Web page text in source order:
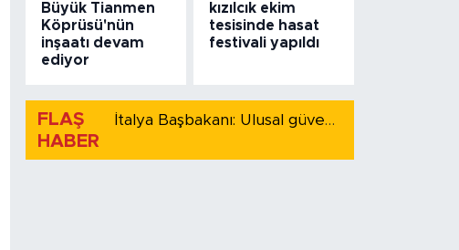
Büyük Tianmen
Köprüsü'nün
inşaatı devam
ediyor
kızılcık ekim
tesisinde hasat
festivali yapıldı
FLAŞ
HABER
İtalya Başbakanı: Ulusal güvenliği korumak için İspanya ile Schengen kapsamındaki serbest dolaşımı askıya alıyoruz